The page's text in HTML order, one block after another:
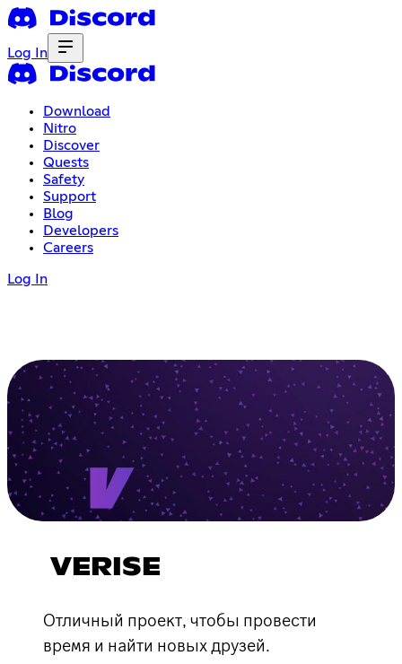
Log In
Download
Nitro
Discover
Quests
Safety
Support
Blog
Developers
Careers
Log In
VERISE
Отличный проект, чтобы провести
время и найти новых друзей.